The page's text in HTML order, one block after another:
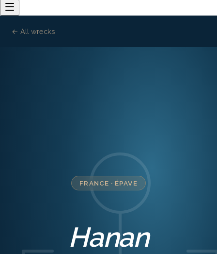
← All wrecks
FRANCE · ÉPAVE
Hanan